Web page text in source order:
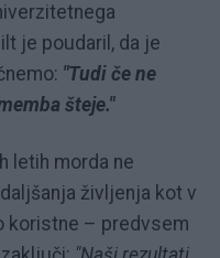
je poudaril, da je
"Tudi če ne
šteje."
letih morda ne
življenja kot v
koristne – predvsem